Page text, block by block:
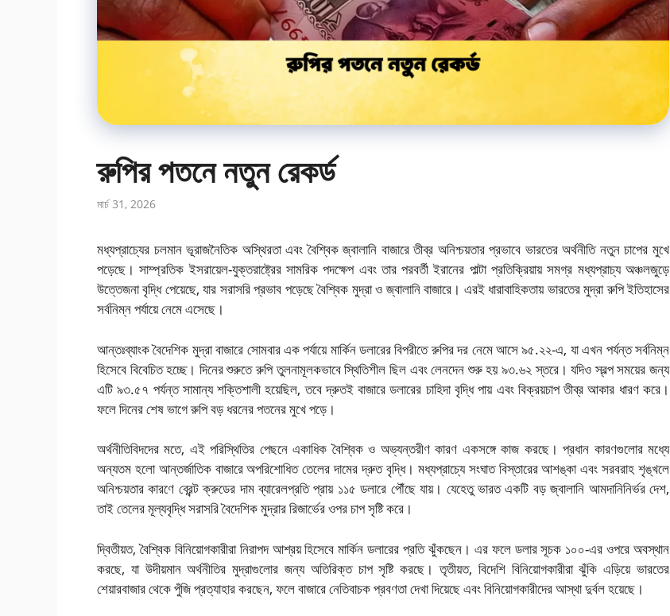
রুপির পতনে নতুন রেকর্ড
মার্চ 31, 2026
মধ্যপ্রাচ্যের চলমান ভূরাজনৈতিক অস্থিরতা এবং বৈশ্বিক জ্বালানি বাজারে তীব্র অনিশ্চয়তার প্রভাবে ভারতের অর্থনীতি নতুন চাপের মুখে
পড়েছে। সাম্প্রতিক ইসরায়েল-যুক্তরাষ্ট্রের সামরিক পদক্ষেপ এবং তার পরবর্তী ইরানের পাল্টা প্রতিক্রিয়ায় সমগ্র মধ্যপ্রাচ্য অঞ্চলজুড়ে
উত্তেজনা বৃদ্ধি পেয়েছে, যার সরাসরি প্রভাব পড়েছে বৈশ্বিক মুদ্রা ও জ্বালানি বাজারে। এরই ধারাবাহিকতায় ভারতের মুদ্রা রুপি ইতিহাসের
সর্বনিম্ন পর্যায়ে নেমে এসেছে।
আন্তঃব্যাংক বৈদেশিক মুদ্রা বাজারে সোমবার এক পর্যায়ে মার্কিন ডলারের বিপরীতে রুপির দর নেমে আসে ৯৫.২২-এ, যা এখন পর্যন্ত সর্বনিম্ন
হিসেবে বিবেচিত হচ্ছে। দিনের শুরুতে রুপি তুলনামূলকভাবে স্থিতিশীল ছিল এবং লেনদেন শুরু হয় ৯৩.৬২ স্তরে। যদিও স্বল্প সময়ের জন্য
এটি ৯৩.৫৭ পর্যন্ত সামান্য শক্তিশালী হয়েছিল, তবে দ্রুতই বাজারে ডলারের চাহিদা বৃদ্ধি পায় এবং বিক্রয়চাপ তীব্র আকার ধারণ করে।
ফলে দিনের শেষ ভাগে রুপি বড় ধরনের পতনের মুখে পড়ে।
অর্থনীতিবিদদের মতে, এই পরিস্থিতির পেছনে একাধিক বৈশ্বিক ও অভ্যন্তরীণ কারণ একসঙ্গে কাজ করছে। প্রধান কারণগুলোর মধ্যে
অন্যতম হলো আন্তর্জাতিক বাজারে অপরিশোধিত তেলের দামের দ্রুত বৃদ্ধি। মধ্যপ্রাচ্যে সংঘাত বিস্তারের আশঙ্কা এবং সরবরাহ শৃঙ্খলে
অনিশ্চয়তার কারণে ব্রেন্ট ক্রুডের দাম ব্যারেলপ্রতি প্রায় ১১৫ ডলারে পৌঁছে যায়। যেহেতু ভারত একটি বড় জ্বালানি আমদানিনির্ভর দেশ,
তাই তেলের মূল্যবৃদ্ধি সরাসরি বৈদেশিক মুদ্রার রিজার্ভের ওপর চাপ সৃষ্টি করে।
দ্বিতীয়ত, বৈশ্বিক বিনিয়োগকারীরা নিরাপদ আশ্রয় হিসেবে মার্কিন ডলারের প্রতি ঝুঁকছেন। এর ফলে ডলার সূচক ১০০-এর ওপরে অবস্থান
করছে, যা উদীয়মান অর্থনীতির মুদ্রাগুলোর জন্য অতিরিক্ত চাপ সৃষ্টি করছে। তৃতীয়ত, বিদেশি বিনিয়োগকারীরা ঝুঁকি এড়িয়ে ভারতের
শেয়ারবাজার থেকে পুঁজি প্রত্যাহার করছেন, ফলে বাজারে নেতিবাচক প্রবণতা দেখা দিয়েছে এবং বিনিয়োগকারীদের আস্থা দুর্বল হয়েছে।